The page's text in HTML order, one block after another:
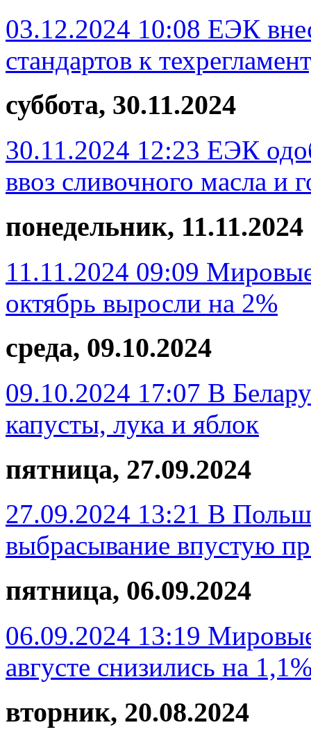
03.12.2024 10:08 ЕЭК
стандартов к
суббота, 30.11.2024
30.11.2024 12:23 ЕЭК
ввоз сливочного масла и
понедельник, 11.11.2024
11.11.2024 09:09 Мировые
октябрь выросли на 2%
среда, 09.10.2024
09.10.2024 17:07 В
капусты, лука и яблок
пятница, 27.09.2024
27.09.2024 13:21 В
выбрасывание впустую
пятница, 06.09.2024
06.09.2024 13:19
августе снизились на
вторник, 20.08.2024